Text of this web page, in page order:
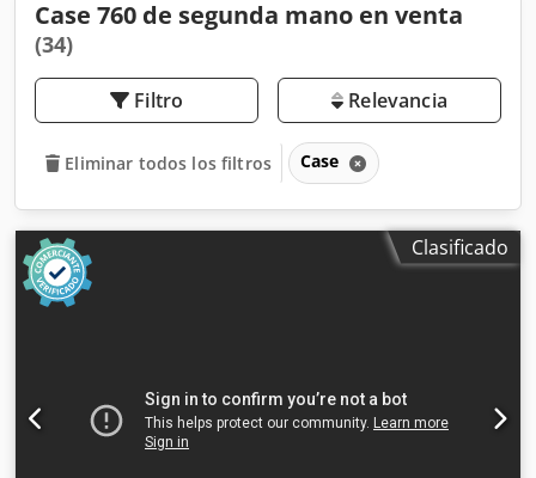
Case 760 de segunda mano en venta
(34)
Filtro Relevancia
Eliminar todos los filtros Case
Clasificado